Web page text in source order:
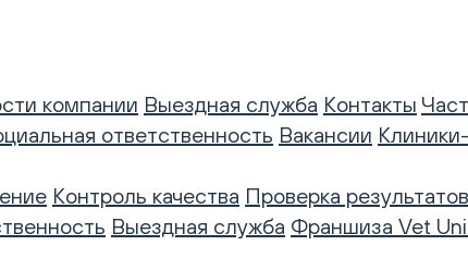
компании Выездная служба Контакты
ответственность Вакансии
Контроль качества Проверка
Выездная служба Франшиза Vet